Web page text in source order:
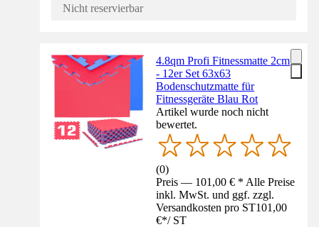
Nicht reservierbar
4.8qm Profi Fitnessmatte 2cm
- 12er Set 63x63
Bodenschutzmatte für
Fitnessgeräte Blau Rot
Artikel wurde noch nicht
bewertet.
(0)
Preis — 101,00 € * Alle Preise
inkl. MwSt. und ggf. zzgl.
Versandkosten pro ST101,00
€*/ ST